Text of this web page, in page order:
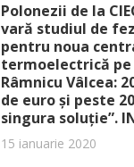
Polonezii de la
vară studiul de
pentru noua
termoelectrică pe
Râmnicu Vâlcea:
de euro și peste
singura soluţie”.
15 ianuarie 2020